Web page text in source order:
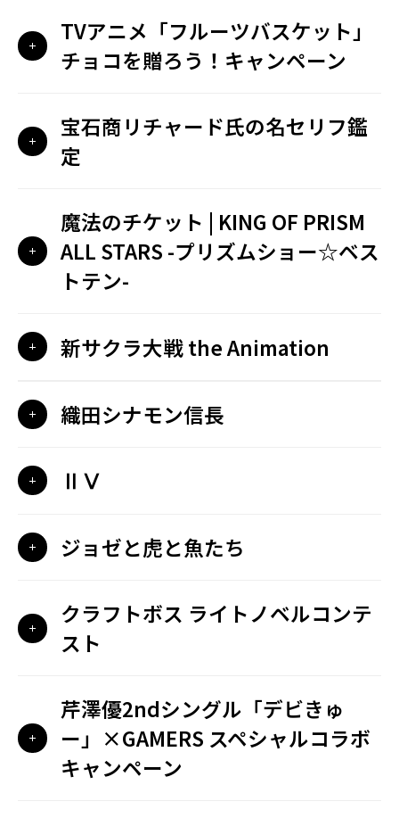
TVアニメ「フルーツバスケット」
チョコを贈ろう！キャンペーン
宝石商リチャード氏の名セリフ鑑
定
魔法のチケット | KING OF PRISM
ALL STARS -プリズムショー☆ベス
トテン-
新サクラ大戦 the Animation
織田シナモン信長
ⅡⅤ
ジョゼと虎と魚たち
クラフトボス ライトノベルコンテ
スト
芹澤優2ndシングル「デビきゅ
ー」×GAMERS スペシャルコラボ
キャンペーン